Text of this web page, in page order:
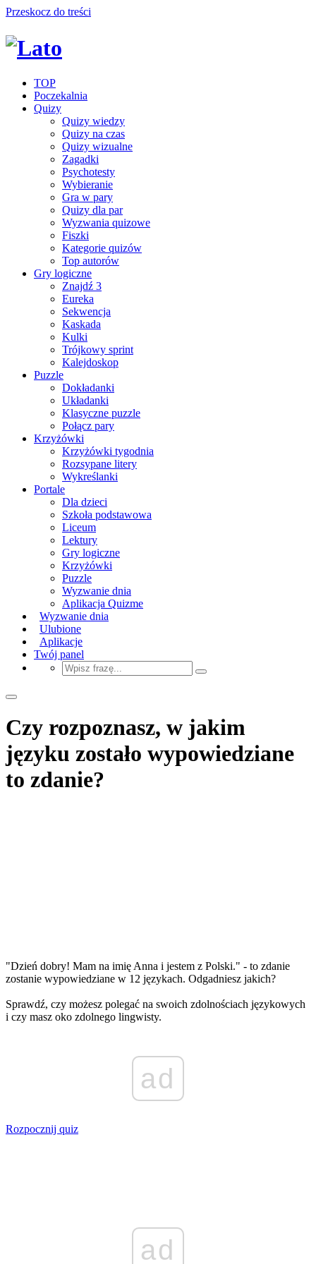
Przeskocz do treści
TOP
Poczekalnia
Quizy
Quizy wiedzy
Quizy na czas
Quizy wizualne
Zagadki
Psychotesty
Wybieranie
Gra w pary
Quizy dla par
Wyzwania quizowe
Fiszki
Kategorie quizów
Top autorów
Gry logiczne
Znajdź 3
Eureka
Sekwencja
Kaskada
Kulki
Trójkowy sprint
Kalejdoskop
Puzzle
Dokładanki
Układanki
Klasyczne puzzle
Połącz pary
Krzyżówki
Krzyżówki tygodnia
Rozsypane litery
Wykreślanki
Portale
Dla dzieci
Szkoła podstawowa
Liceum
Lektury
Gry logiczne
Krzyżówki
Puzzle
Wyzwanie dnia
Aplikacja Quizme
Wyzwanie dnia
Ulubione
Aplikacje
Twój panel
Czy rozpoznasz, w jakim
języku zostało wypowiedziane
to zdanie?
"Dzień dobry! Mam na imię Anna i jestem z Polski." - to zdanie
zostanie wypowiedziane w 12 językach. Odgadniesz jakich?
Sprawdź, czy możesz polegać na swoich zdolnościach językowych
i czy masz oko zdolnego lingwisty.
ad
Rozpocznij quiz
ad